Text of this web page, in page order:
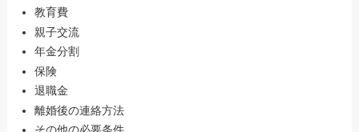
教育費
親子交流
年金分割
保険
退職金
離婚後の連絡方法